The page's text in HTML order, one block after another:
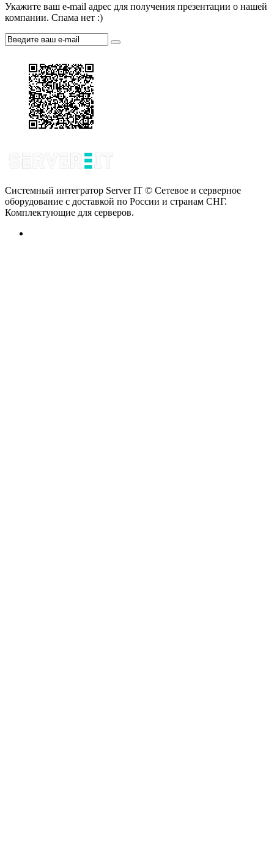
Укажите ваш e-mail адрес для получения презентации о нашей
компании. Спама нет :)
Системный интегратор Server IT © Сетевое и серверное
оборудование с доставкой по России и странам СНГ.
Комплектующие для серверов.